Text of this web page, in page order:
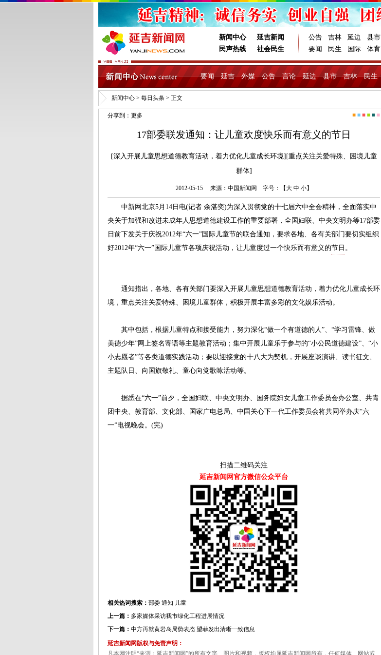
新闻中心 延吉新闻 公告 吉林 延边 县市
民声热线
社会民生 要闻 民生 国际 体育
要闻 延吉 外媒 公告 言论 延边 县市 吉林 民生
新闻中心 > 每日头条 > 正文
■ ■ ■ ■ ■ ■
分享到： 更多
17部委联发通知：让儿童欢度快乐而有意义的节日
[深入开展儿童思想道德教育活动，着力优化儿童成长环境][重点关注关爱特殊、困境儿童
群体]
2012-05-15 来源：中国新闻网 字号：【大 中 小】
中新网北京5月14日电(记者 余湛奕)为深入贯彻党的十七届六中全会精神，全面落实中
央关于加强和改进未成年人思想道德建设工作的重要部署，全国妇联、中央文明办等17部委
日前下发关于庆祝2012年“六一”国际儿童节的联合通知，要求各地、各有关部门要切实组织
好2012年“六一”国际儿童节各项庆祝活动，让儿童度过一个快乐而有意义的节日 。
通知指出，各地、各有关部门要深入开展儿童思想道德教育活动，着力优化儿童成长环
境，重点关注关爱特殊、困境儿童群体，积极开展丰富多彩的文化娱乐活动。
其中包括，根据儿童特点和接受能力，努力深化“做一个有道德的人”、“学习雷锋、做
美德少年”网上签名寄语等主题教育活动；集中开展儿童乐于参与的“小公民道德建设”、“小
小志愿者”等各类道德实践活动；要以迎接党的十八大为契机，开展座谈演讲、读书征文、
主题队日、向国旗敬礼、童心向党歌咏活动等。
据悉在“六一”前夕，全国妇联、中央文明办、国务院妇女儿童工作委员会办公室、共青
团中央、教育部、文化部、国家广电总局、中国关心下一代工作委员会将共同举办庆“六
一”电视晚会。(完)
扫描二维码关注
延吉新闻网官方微信公众平台
相关热词搜索： 部委 通知 儿童
上一篇： 多家媒体采访我市绿化工程进展情况
下一篇： 中方再就黄岩岛局势表态 望菲发出清晰一致信息
延吉新闻网版权与免责声明：
凡本网注明“来源：延吉新闻网”的所有文字、图片和视频，版权均属延吉新闻网所有，任何媒体、网站或